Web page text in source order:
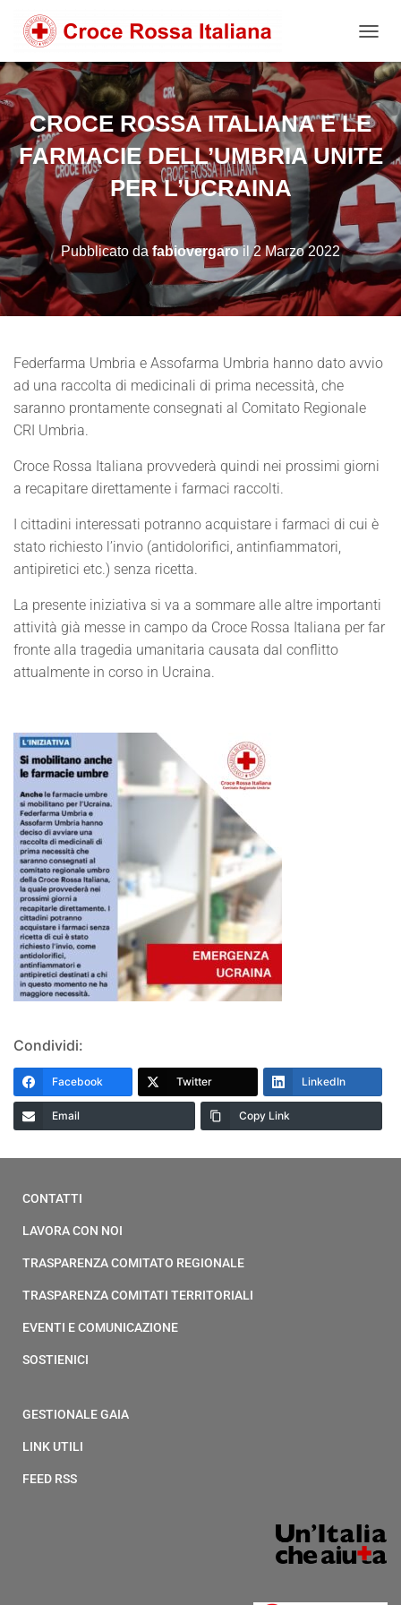
CROCE ROSSA ITALIANA E LE
FARMACIE DELL’UMBRIA UNITE
PER L’UCRAINA
Pubblicato dafabiovergaroil2 Marzo 2022
Federfarma Umbria e Assofarma Umbria hanno dato avvio
ad una raccolta di medicinali di prima necessità, che
saranno prontamente consegnati al Comitato Regionale
CRI Umbria.
Croce Rossa Italiana provvederà quindi nei prossimi giorni
a recapitare direttamente i farmaci raccolti.
I cittadini interessati potranno acquistare i farmaci di cui è
stato richiesto l’invio (antidolorifici, antinfiammatori,
antipiretici etc.) senza ricetta.
La presente iniziativa si va a sommare alle altre importanti
attività già messe in campo da Croce Rossa Italiana per far
fronte alla tragedia umanitaria causata dal conflitto
attualmente in corso in Ucraina.
Condividi:
Facebook Twitter LinkedIn
Email Copy Link
CONTATTI
LAVORA CON NOI
TRASPARENZA COMITATO REGIONALE
TRASPARENZA COMITATI TERRITORIALI
EVENTI E COMUNICAZIONE
SOSTIENICI
GESTIONALE GAIA
LINK UTILI
FEED RSS